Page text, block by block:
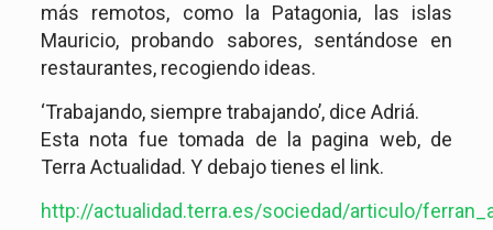
más remotos, como la Patagonia, las islas
Mauricio, probando sabores, sentándose en
restaurantes, recogiendo ideas.
‘Trabajando, siempre trabajando’, dice Adriá.
Esta nota fue tomada de la pagina web, de
Terra Actualidad. Y debajo tienes el link.
http://actualidad.terra.es/sociedad/articulo/